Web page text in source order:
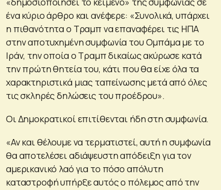
ένα κύριο άρθρο και ανέφερε: «Συνολικά, υπάρχει
η πιθανότητα ο Τραμπ να επαναφέρει τις ΗΠΑ
στην αποτυχημένη συμφωνία του Ομπάμα με το
Ιράν, την οποία ο Τραμπ δικαίως ακύρωσε κατά
την πρώτη θητεία του, κάτι που θα είχε όλα τα
χαρακτηριστικά μιας ταπείνωσης μετά από όλες
τις σκληρές δηλώσεις του προέδρου».
Οι Δημοκρατικοί επιτίθενται ήδη στη συμφωνία.
«Αν και θέλουμε να τερματιστεί, αυτή η συμφωνία
θα αποτελέσει αδιάψευστη απόδειξη για τον
αμερικανικό λαό για το πόσο απόλυτη
καταστροφή υπήρξε αυτός ο πόλεμος από την